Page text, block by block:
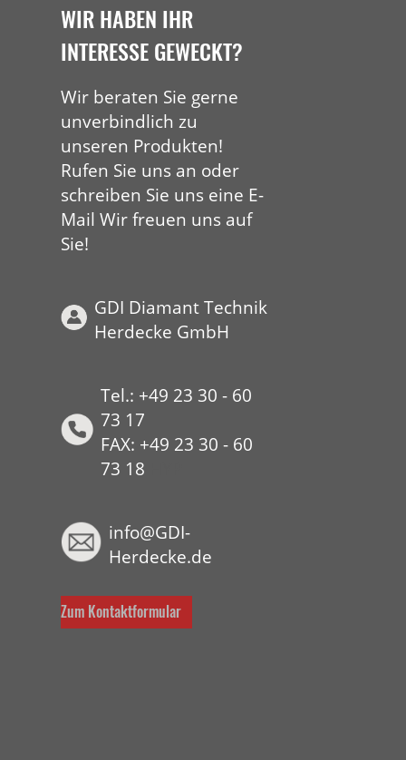
WIR HABEN IHR
INTERESSE GEWECKT?
Wir beraten Sie gerne
unverbindlich zu
unseren Produkten!
Rufen Sie uns an oder
schreiben Sie uns eine E-
Mail Wir freuen uns auf
Sie!
GDI Diamant Technik
Herdecke GmbH
Tel.: +49 23 30 - 60
73 17
FAX: +49 23 30 - 60
73 18
info@GDI-
Herdecke.de
Zum Kontaktformular